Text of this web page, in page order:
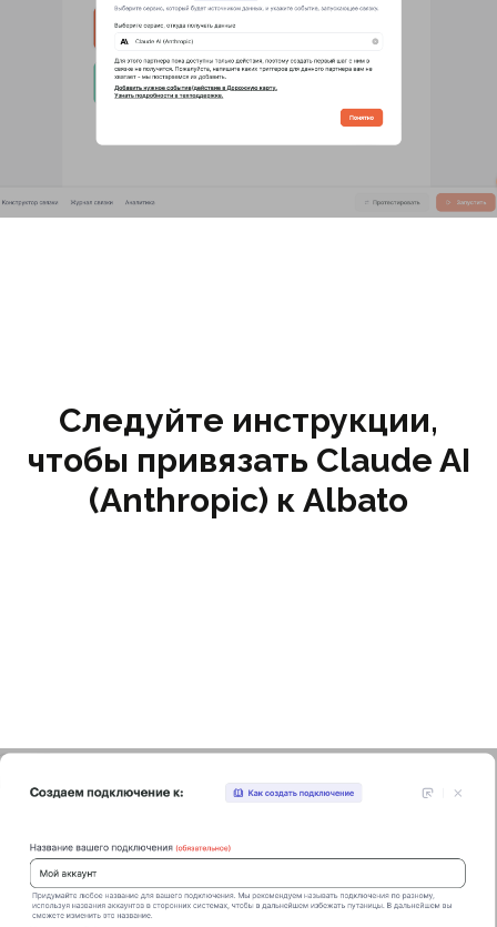
Следуйте инструкции,
чтобы привязать Claude AI
(Anthropic) к Albato